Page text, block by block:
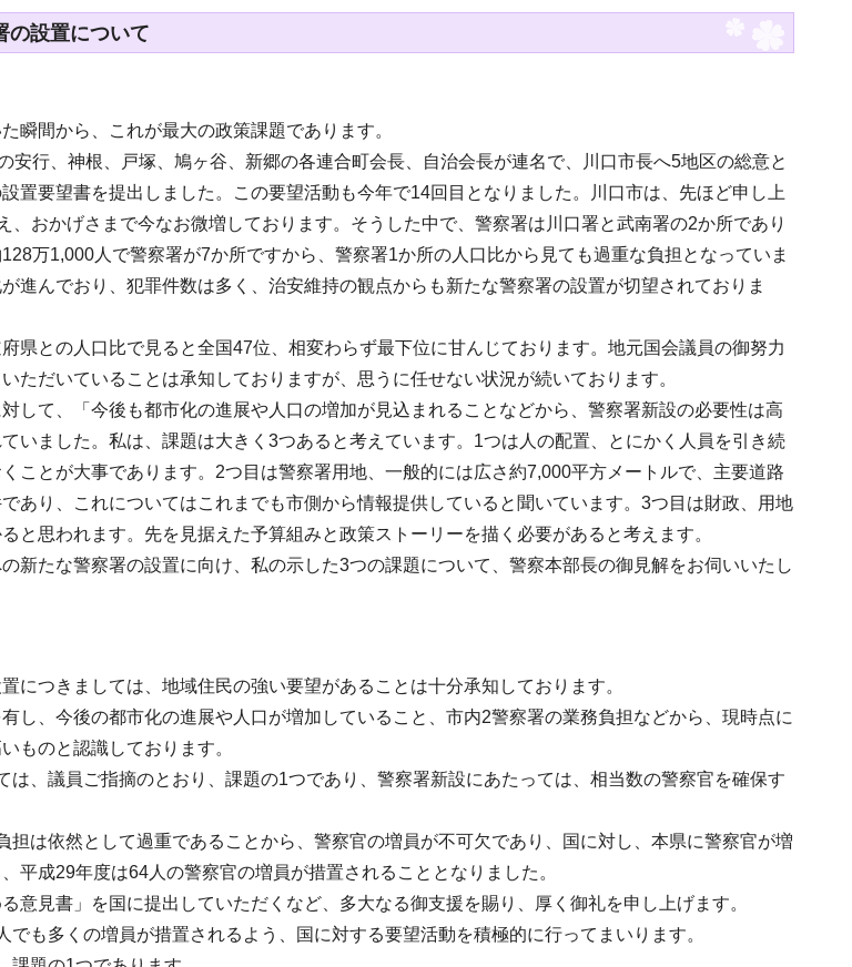
の設置について
瞬間から、これが最大の政策課題であります。
安行、神根、戸塚、鳩ヶ谷、新郷の各連合町会長、自治会長が連名で、川口市長へ5地区の総意と
置要望書を提出しました。この要望活動も今年で14回目となりました。川口市は、先ほど申し上
、おかげさまで今なお微増しております。そうした中で、警察署は川口署と武南署の2か所であり
万1,000人で警察署が7か所ですから、警察署1か所の人口比から見ても過重な負担となっていま
進んでおり、犯罪件数は多く、治安維持の観点からも新たな警察署の設置が切望されておりま
県との人口比で見ると全国47位、相変わらず最下位に甘んじております。地元国会議員の御努力
ただいていることは承知しておりますが、思うに任せない状況が続いております。
して、「今後も都市化の進展や人口の増加が見込まれることなどから、警察署新設の必要性は高
いました。私は、課題は大きく3つあると考えています。1つは人の配置、とにかく人員を引き続
ことが大事であります。2つ目は警察署用地、一般的には広さ約7,000平方メートルで、主要道路
あり、これについてはこれまでも市側から情報提供していると聞いています。3つ目は財政、用地
と思われます。先を見据えた予算組みと政策ストーリーを描く必要があると考えます。
新たな警察署の設置に向け、私の示した3つの課題について、警察本部長の御見解をお伺いいたし
につきましては、地域住民の強い要望があることは十分承知しております。
し、今後の都市化の進展や人口が増加していること、市内2警察署の業務負担などから、現時点に
ものと認識しております。
は、議員ご指摘のとおり、課題の1つであり、警察署新設にあたっては、相当数の警察官を確保す
担は依然として過重であることから、警察官の増員が不可欠であり、国に対し、本県に警察官が増
平成29年度は64人の警察官の増員が措置されることとなりました。
意見書」を国に提出していただくなど、多大なる御支援を賜り、厚く御礼を申し上げます。
でも多くの増員が措置されるよう、国に対する要望活動を積極的に行ってまいります。